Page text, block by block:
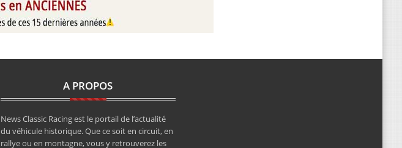
A PROPOS
News Classic Racing est le portail de l’actualité
du véhicule historique. Que ce soit en circuit, en
rallye ou en montagne, vous y retrouverez les